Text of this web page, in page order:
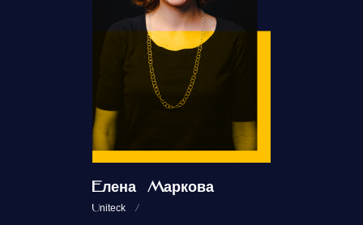
Елена Маркова
Uniteck /